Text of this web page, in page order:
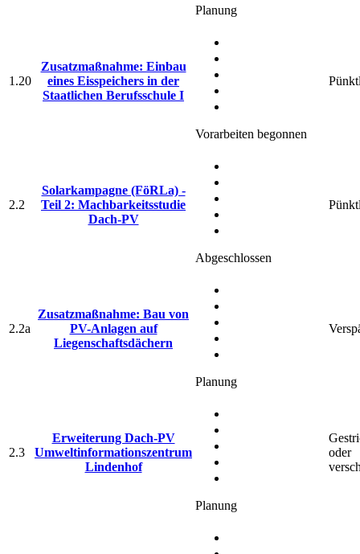
Planung
1.20
Zusatzmaßnahme: Einbau
eines Eisspeichers in der
Staatlichen Berufsschule I
Vorarbeiten begonnen
2.2
Solarkampagne (FöRLa) -
Teil 2: Machbarkeitsstudie
Dach-PV
Abgeschlossen
2.2a
Zusatzmaßnahme: Bau von
PV-Anlagen auf
Liegenschaftsdächern
Planung
2.3
Erweiterung Dach-PV
Umweltinformationszentrum
Lindenhof
Planung
oder